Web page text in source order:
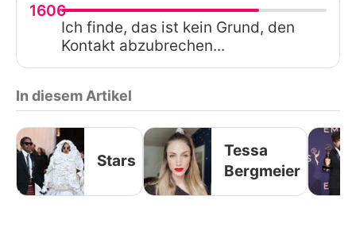
1606
Ich finde, das ist kein Grund, den
Kontakt abzubrechen...
In diesem Artikel
Stars
Tessa
Bergmeier